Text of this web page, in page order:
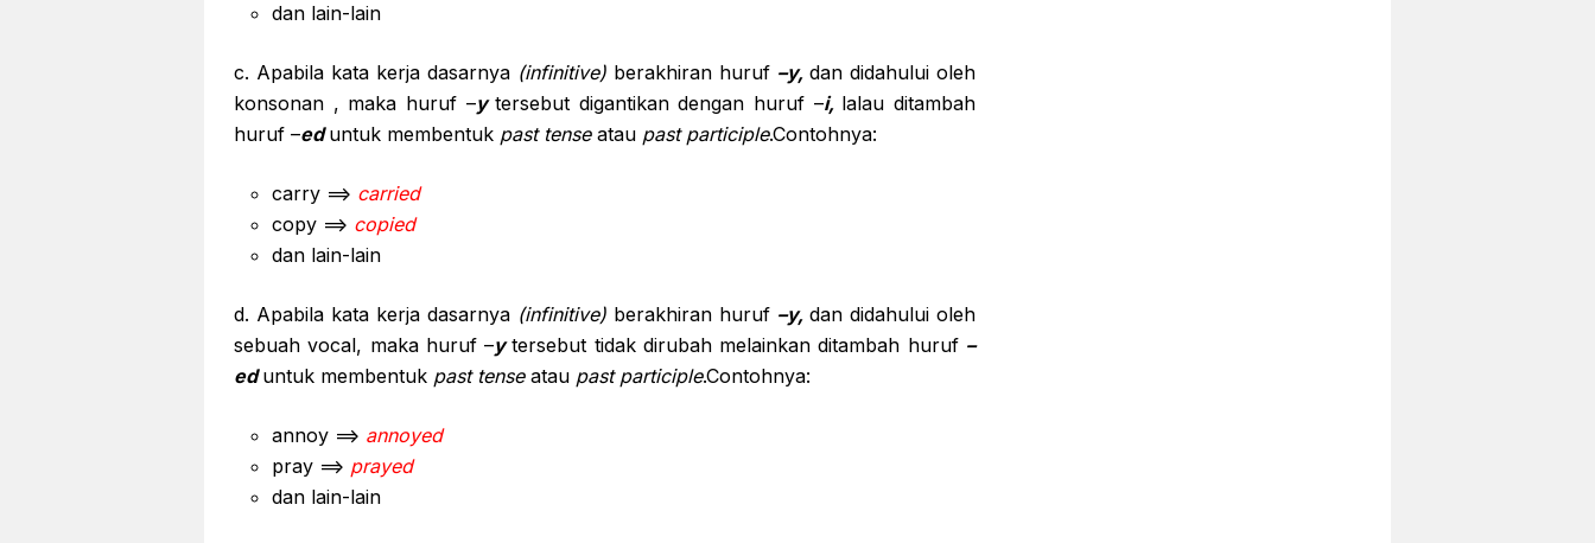
dan lain-lain
c. Apabila kata kerja dasarnya (infinitive) berakhiran huruf –y, dan didahului oleh
konsonan , maka huruf –ytersebut digantikan dengan huruf –i, lalau ditambah
huruf –eduntuk membentuk past tenseatau past participle.Contohnya:
carry ==> carried
copy ==> copied
dan lain-lain
d. Apabila kata kerja dasarnya (infinitive) berakhiran huruf –y, dan didahului oleh
sebuah vocal, maka huruf –ytersebut tidak dirubah melainkan ditambah huruf –
eduntuk membentuk past tenseatau past participle.Contohnya:
annoy ==> annoyed
pray ==> prayed
dan lain-lain